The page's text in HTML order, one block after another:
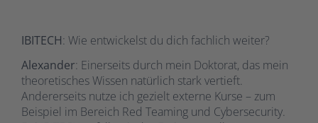
IBITECH: Wie entwickelst du dich fachlich weiter?
Alexander: Einerseits durch mein Doktorat, das mein
theoretisches Wissen natürlich stark vertieft.
Andererseits nutze ich gezielt externe Kurse – zum
Beispiel im Bereich Red Teaming und Cybersecurity.